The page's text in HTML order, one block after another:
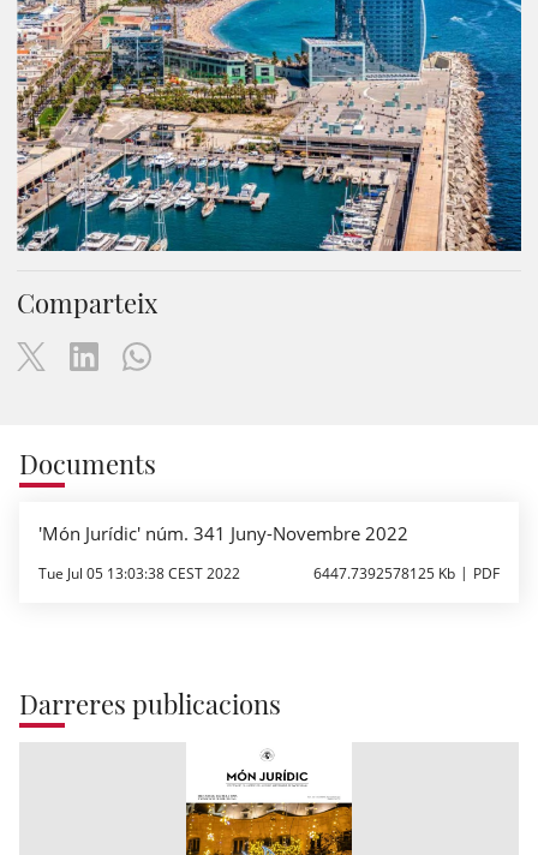
Comparteix
Documents
'Món Jurídic' núm. 341 Juny-Novembre 2022
Tue Jul 05 13:03:38 CEST 2022 6447.7392578125 Kb PDF
Darreres publicacions